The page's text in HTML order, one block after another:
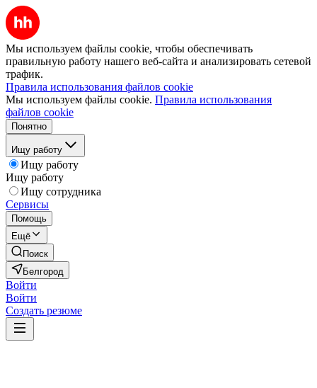
Мы используем файлы cookie, чтобы обеспечивать
правильную работу нашего веб-сайта и анализировать сетевой
трафик.
Правила использования файлов cookie
Мы используем файлы cookie. Правила использования
файлов cookie
Понятно
Ищу работу
Ищу работу
Ищу работу
Ищу сотрудника
Сервисы
Помощь
Ещё
Поиск
Белгород
Войти
Войти
Создать резюме